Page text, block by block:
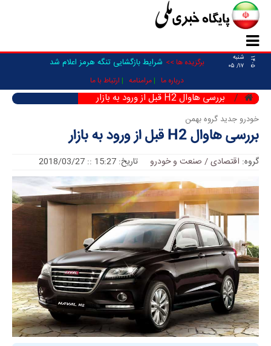
۱۴۰۵
شنبه
۱۷/ ۰۵
برگزیده ها >> شرایط بازگشایی تنگه هرمز اعلام شد
درباره ما مرامنامه ارتباط با ما
بررسی هاوال H2 قبل از ورود به بازار
خودرو جدید گروه بهمن
بررسی هاوال H2 قبل از ورود به بازار
گروه: اقتصادی / صنعت و خودرو تاریخ: 15:27 :: 2018/03/27